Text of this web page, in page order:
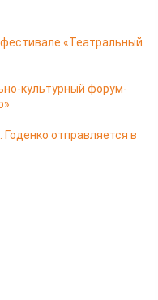
«Театральный
культурный форум-
отправляется в